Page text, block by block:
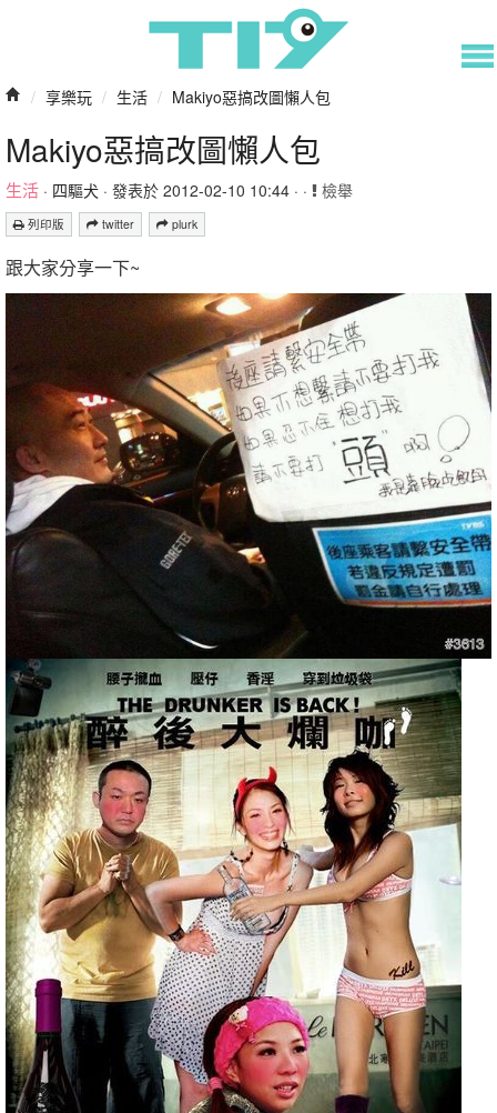
/ 享樂玩 / 生活 / Makiyo惡搞改圖懶人包
Makiyo惡搞改圖懶人包
生活 · 四驅犬 · 發表於 2012-02-10 10:44 · · 檢舉
列印版 twitter plurk
跟大家分享一下~